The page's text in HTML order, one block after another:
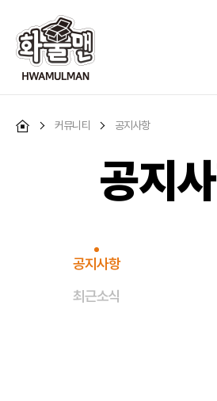
커뮤니티 공지사항
공지
공지사항
최근소식